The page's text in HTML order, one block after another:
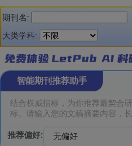
期刊名:
大类学科:
智能期刊推荐助手
推荐偏好: